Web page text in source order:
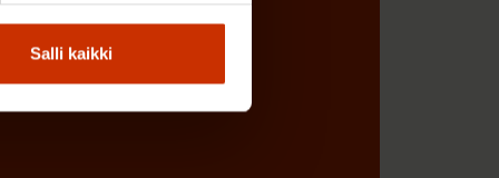
Salli kaikki